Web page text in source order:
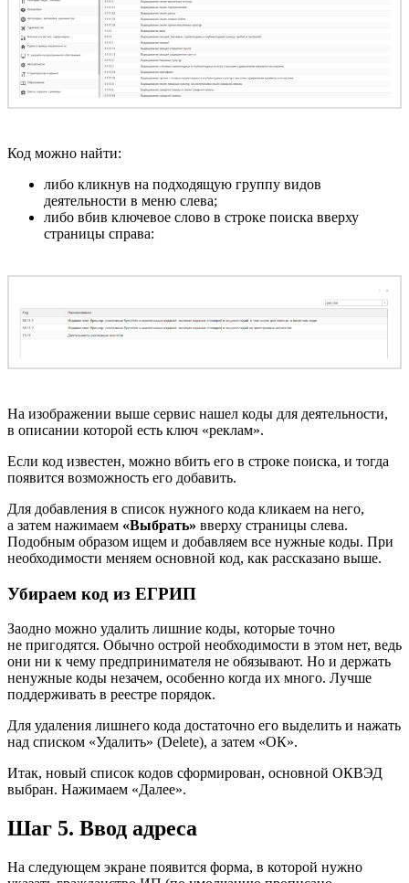
Код можно найти:
либо кликнув на подходящую группу видов
деятельности в меню слева;
либо вбив ключевое слово в строке поиска вверху
страницы справа:
На изображении выше сервис нашел коды для деятельности,
в описании которой есть ключ «реклам».
Если код известен, можно вбить его в строке поиска, и тогда
появится возможность его добавить.
Для добавления в список нужного кода кликаем на него,
а затем нажимаем «Выбрать» вверху страницы слева.
Подобным образом ищем и добавляем все нужные коды. При
необходимости меняем основной код, как рассказано выше.
Убираем код из ЕГРИП
Заодно можно удалить лишние коды, которые точно
не пригодятся. Обычно острой необходимости в этом нет, ведь
они ни к чему предпринимателя не обязывают. Но и держать
ненужные коды незачем, особенно когда их много. Лучше
поддерживать в реестре порядок.
Для удаления лишнего кода достаточно его выделить и нажать
над списком «Удалить» (Delete), а затем «ОК».
Итак, новый список кодов сформирован, основной ОКВЭД
выбран. Нажимаем «Далее».
Шаг 5. Ввод адреса
На следующем экране появится форма, в которой нужно